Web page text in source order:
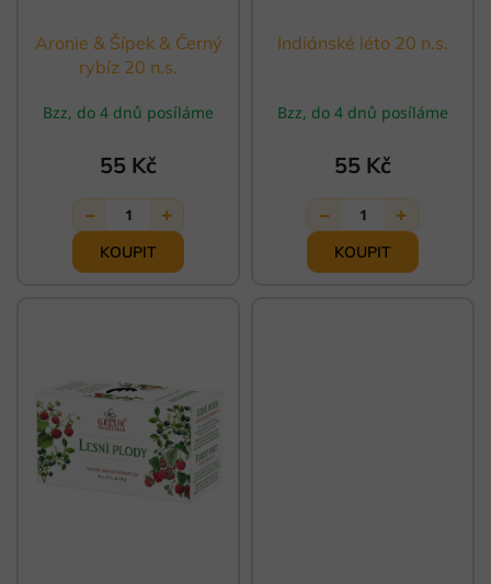
Aronie & Šípek & Černý
rybíz 20 n.s.
Bzz, do 4 dnů posíláme
55 Kč
− 1 +
Indiánské léto 20 n.s.
Bzz, do 4 dnů posíláme
55 Kč
− 1 +